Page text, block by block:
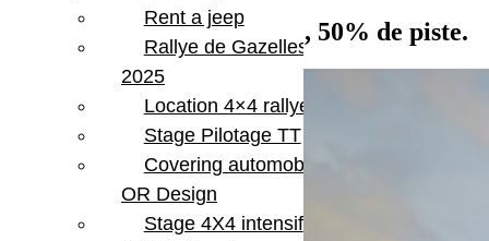
Marrakech -> Ouarzazate, 50% de piste.
Rent a jeep
Rallye de Gazelles
2025
Location 4×4 rallye
Stage Pilotage TT
Covering automobile –
OR Design
Stage 4X4 intensif